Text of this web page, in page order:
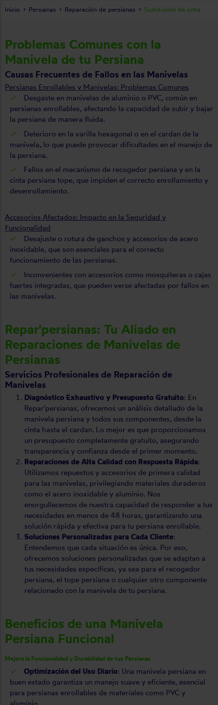
Problemas Comunes con la
Manivela de tu Persiana
Causas Frecuentes de Fallos en las Manivelas
Persianas Enrollables y Manivelas: Problemas Comunes
Desgaste en manivelas de aluminio o PVC, común en
persianas enrollables, afectando la capacidad de subir y bajar
la persiana de manera fluida.
Deterioro en la varilla hexagonal o en el cardan de la
manivela, lo que puede provocar dificultades en el manejo de
la persiana.
Fallos en el mecanismo de recogedor persiana y en la
cinta persiana tope, que impiden el correcto enrollamiento y
desenrollamiento.
Accesorios Afectados: Impacto en la Seguridad y
Funcionalidad
Desajuste o rotura de ganchos y accesorios de acero
inoxidable, que son esenciales para el correcto
funcionamiento de las persianas.
Inconvenientes con accesorios como mosquiteras o cajas
fuertes integradas, que pueden verse afectadas por fallos en
las manivelas.
Repar'persianas: Tu Aliado en
Reparaciones de Manivelas de
Persianas
Servicios Profesionales de Reparación de
Manivelas
Diagnóstico Exhaustivo y Presupuesto Gratuito: En
Repar'persianas, ofrecemos un análisis detallado de la
manivela persiana y todos sus componentes, desde la
cinta hasta el cardan. Lo mejor es que proporcionamos
un presupuesto completamente gratuito, asegurando
transparencia y confianza desde el primer momento.
Reparaciones de Alta Calidad con Respuesta Rápida:
Utilizamos repuestos y accesorios de primera calidad
para las manivelas, privilegiando materiales duraderos
como el acero inoxidable y aluminio. Nos
enorgullecemos de nuestra capacidad de responder a tus
necesidades en menos de 48 horas, garantizando una
solución rápida y efectiva para tu persiana enrollable.
Soluciones Personalizadas para Cada Cliente:
Entendemos que cada situación es única. Por eso,
ofrecemos soluciones personalizadas que se adaptan a
tus necesidades específicas, ya sea para el recogedor
persiana, el tope persiana o cualquier otro componente
relacionado con la manivela de tu persiana.
Beneficios de una Manivela
Persiana Funcional
Mejora la Funcionalidad y Durabilidad de tus Persianas
Optimización del Uso Diario: Una manivela persiana en
buen estado garantiza un manejo suave y eficiente, esencial
para persianas enrollables de materiales como PVC y
aluminio.
Inicio Persianas Reparación de persianas Sustitución de cinta